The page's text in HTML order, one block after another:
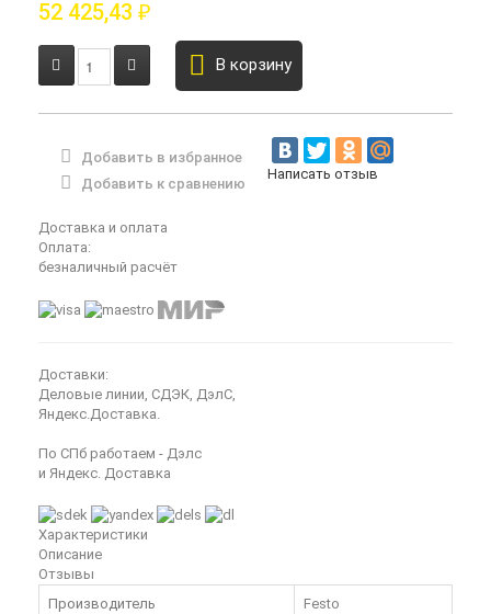
52 425,43 ₽
В корзину
Добавить в избранное
Добавить к сравнению
Написать отзыв
Доставка и оплата
Оплата:
безналичный расчёт
Доставки:
Деловые линии, СДЭК, ДэлС,
Яндекс.Доставка.
По СПб работаем - Дэлс
и Яндекс. Доставка
Характеристики
Описание
Отзывы
Производитель
Festo